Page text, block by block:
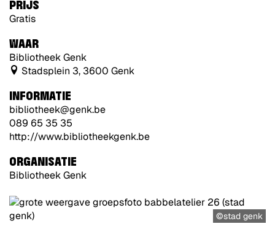
PRIJS
Gratis
WAAR
Bibliotheek Genk
Stadsplein 3, 3600 Genk
INFORMATIE
bibliotheek@genk.be
089 65 35 35
http://www.bibliotheekgenk.be
ORGANISATIE
Bibliotheek Genk
©stad genk